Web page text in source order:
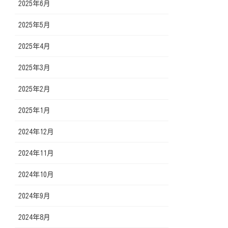
2025年6月
2025年5月
2025年4月
2025年3月
2025年2月
2025年1月
2024年12月
2024年11月
2024年10月
2024年9月
2024年8月